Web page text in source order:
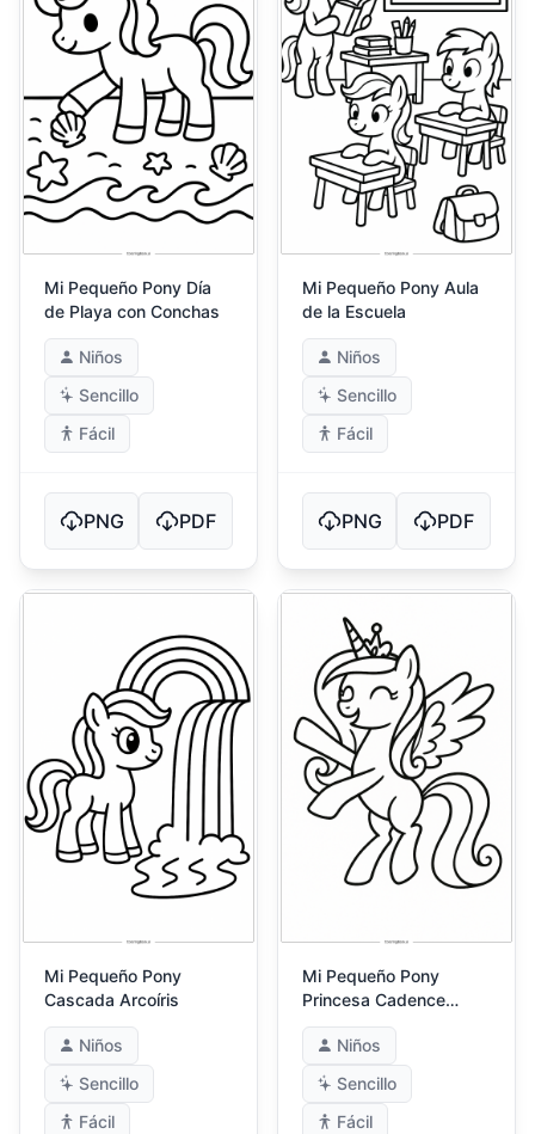
Mi Pequeño Pony Día
de Playa con Conchas
Niños
Sencillo
Fácil
PNG PDF
Mi Pequeño Pony Aula
de la Escuela
Niños
Sencillo
Fácil
PNG PDF
Mi Pequeño Pony
Cascada Arcoíris
Niños
Sencillo
Fácil
Mi Pequeño Pony
Princesa Cadence
Bailando
Niños
Sencillo
Fácil